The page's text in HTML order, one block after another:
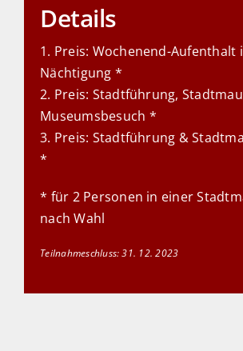
Details
1. Preis: Wochenend-Aufenthalt
Nächtigung *
2. Preis: Stadtführung,
Museumsbesuch *
3. Preis: Stadtführung &
*
* für 2 Personen in einer
nach Wahl
Teilnahmeschluss: 31. 12. 2023